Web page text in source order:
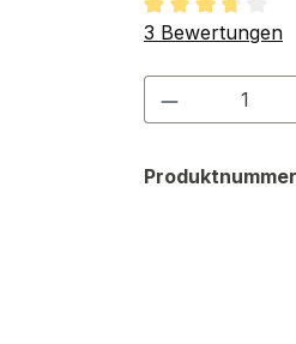
3 Bewertungen
Produkt